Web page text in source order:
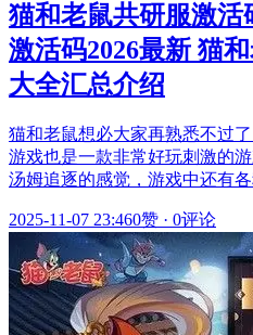
猫和老鼠共研服激活
激活码2026最新 猫
大全汇总介绍
猫和老鼠想必大家再熟悉不过
游戏也是一款非常好玩刺激的
汤姆追逐的感觉，游戏中还有
2025-11-07 23:460赞 · 0评论